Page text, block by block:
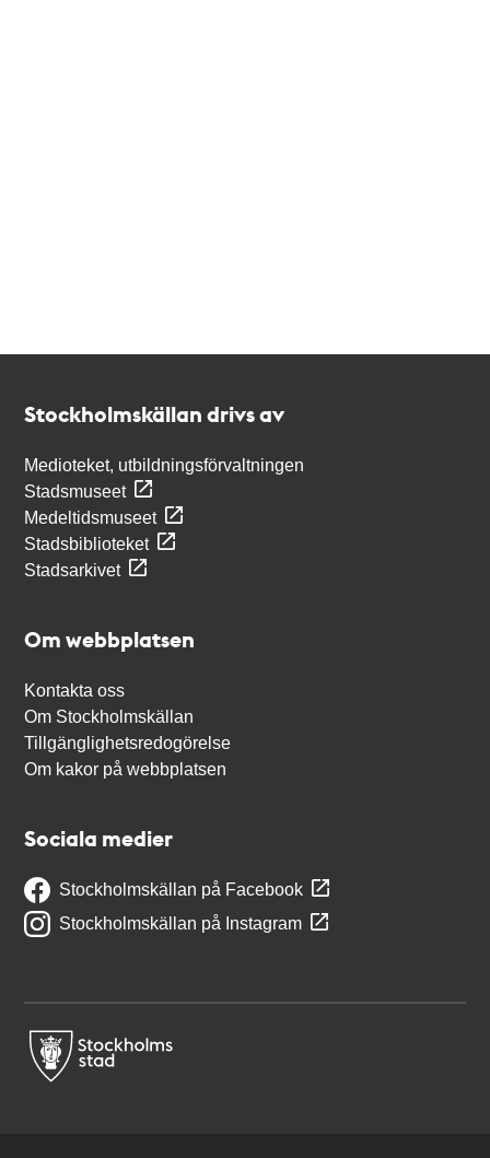
Stockholmskällan drivs av
Medioteket, utbildningsförvaltningen
Stadsmuseet
Medeltidsmuseet
Stadsbiblioteket
Stadsarkivet
Om webbplatsen
Kontakta oss
Om Stockholmskällan
Tillgänglighetsredogörelse
Om kakor på webbplatsen
Sociala medier
Stockholmskällan på Facebook
Stockholmskällan på Instagram